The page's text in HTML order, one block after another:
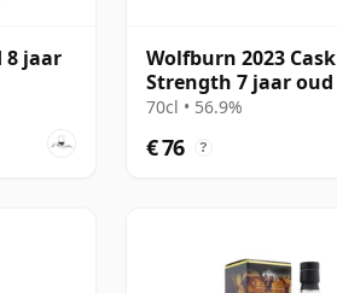
jaar
Wolfburn 2023 Cask
Strength 7 jaar oud
70cl • 56.9%
€ 76 ?